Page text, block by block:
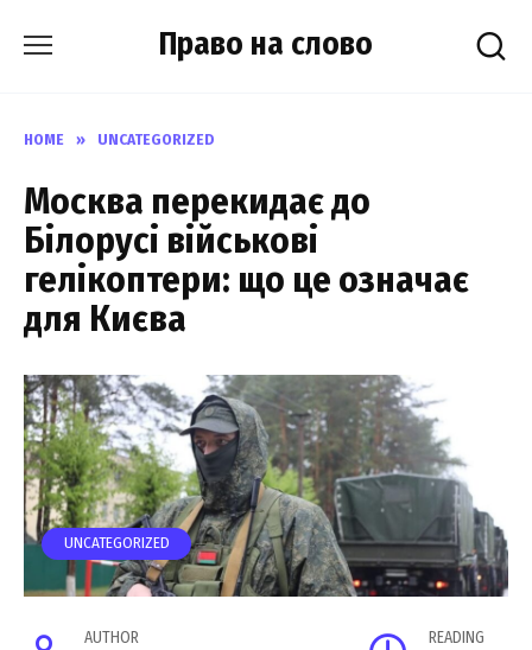
Право на слово
HOME » UNCATEGORIZED
Москва перекидає до
Білорусі військові
гелікоптери: що це означає
для Києва
UNCATEGORIZED
AUTHOR READING